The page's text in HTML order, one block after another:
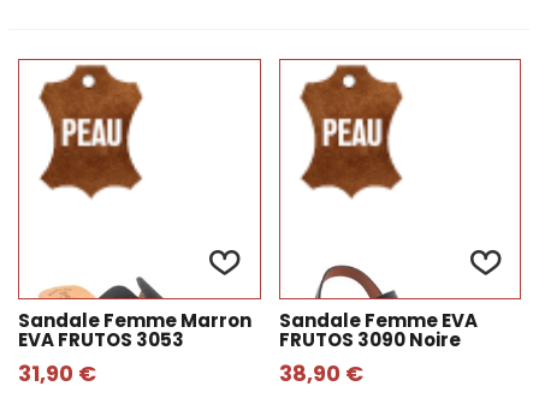
Sandale Femme Marron
EVA FRUTOS 3053
31,90 €
Sandale Femme EVA
FRUTOS 3090 Noire
38,90 €